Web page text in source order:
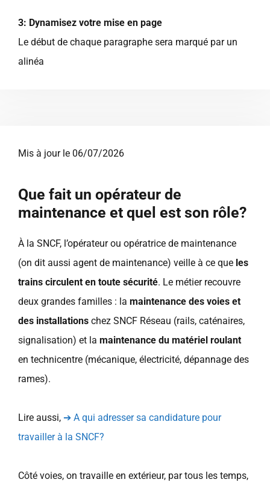
Mis à jour le 06/07/2026
Que fait un opérateur de
maintenance et quel est son rôle?
À la SNCF, l’opérateur ou opératrice de maintenance
(on dit aussi agent de maintenance) veille à ce que les
trains circulent en toute sécurité. Le métier recouvre
deux grandes familles : la maintenance des voies et
des installations chez SNCF Réseau (rails, caténaires,
signalisation) et la maintenance du matériel roulant
en technicentre (mécanique, électricité, dépannage des
rames).
Lire aussi, ➔ A qui adresser sa candidature pour
travailler à la SNCF?
Côté voies, on travaille en extérieur, par tous les temps,
3: Dynamisez votre mise en page
Le début de chaque paragraphe sera marqué par un
alinéa